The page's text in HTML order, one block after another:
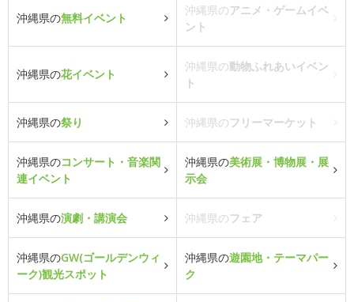
沖縄県の無料イベント
沖縄県のアニメ・ゲームイベ
ント
沖縄県の花イベント
沖縄県の動物ふれあいイベン
ト
沖縄県の祭り 沖縄県のフリーマーケット
沖縄県のコンサート・音楽関
連イベント
沖縄県の美術展・博物展・展
示会
沖縄県の演劇・講演会 沖縄県のフェア
沖縄県のGW(ゴールデンウィ
ーク)観光スポット
沖縄県の遊園地・テーマパー
ク